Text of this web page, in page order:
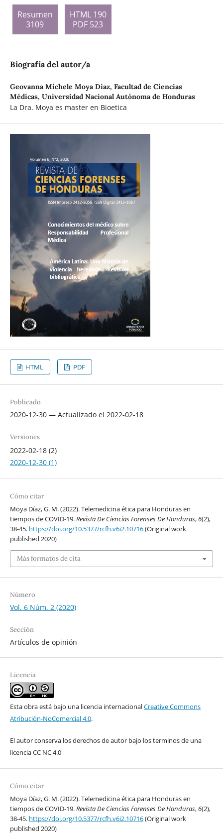
Resumen
3109
HTML 190
PDF 523
Biografía del autor/a
Geovanna Michele Moya Díaz, Facultad de Ciencias
Médicas, Universidad Nacional Autónoma de Honduras
La Dra. Moya es master en Bioetica
HTML PDF
Publicado
2020-12-30 — Actualizado el 2022-02-18
Versiones
2022-02-18 (2)
2020-12-30 (1)
Cómo citar
Moya Díaz, G. M. (2022). Telemedicina ética para Honduras en
tiempos de COVID-19.Revista De Ciencias Forenses De Honduras,6(2),
38-45. https://doi.org/10.5377/rcfh.v6i2.10716(Original work
published 2020)
Más formatos de cita
Número
Vol. 6 Núm. 2 (2020)
Sección
Artículos de opinión
Licencia
Esta obra está bajo una licencia internacionalCreative Commons
Atribución-NoComercial 4.0.
El autor conserva los derechos de autor bajo los terminos de una
licencia CC NC 4.0
Cómo citar
Moya Díaz, G. M. (2022). Telemedicina ética para Honduras en
tiempos de COVID-19.Revista De Ciencias Forenses De Honduras,6(2),
38-45. https://doi.org/10.5377/rcfh.v6i2.10716(Original work
published 2020)